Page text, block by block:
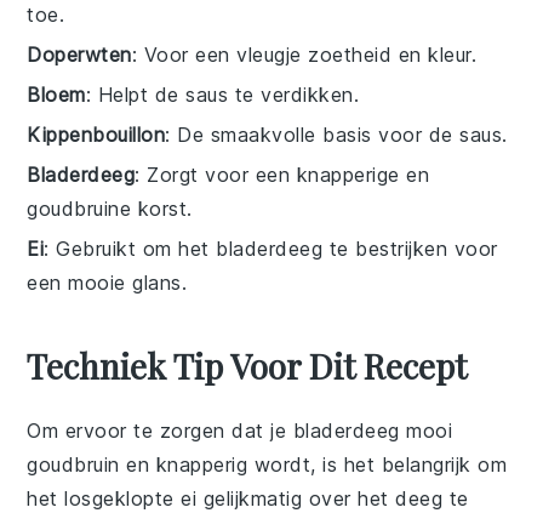
toe.
Doperwten: Voor een vleugje zoetheid en kleur.
Bloem: Helpt de saus te verdikken.
Kippenbouillon: De smaakvolle basis voor de saus.
Bladerdeeg: Zorgt voor een knapperige en
goudbruine korst.
Ei: Gebruikt om het bladerdeeg te bestrijken voor
een mooie glans.
Techniek Tip Voor Dit Recept
Om ervoor te zorgen dat je bladerdeeg mooi
goudbruin en knapperig wordt, is het belangrijk om
hetlosgeklopte ei gelijkmatig over het deeg te